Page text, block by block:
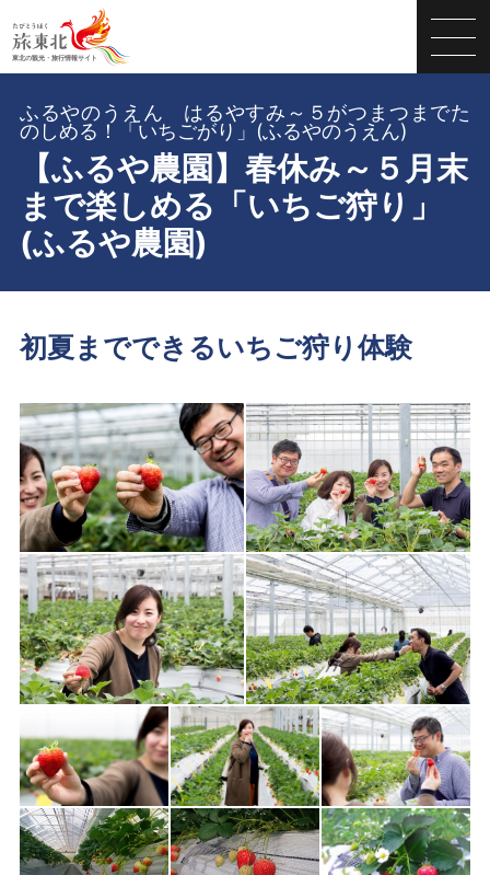
【ふるや農園】春休み～５月末
まで楽しめる「いちご狩り」
(ふるや農園)
ふるやのうえん はるやすみ～５がつまつまでた
のしめる！「いちごがり」(ふるやのうえん)
初夏までできるいちご狩り体験